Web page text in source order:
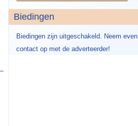
Biedingen
Biedingen zijn uitgeschakeld. Neem even
contact op met de adverteerder!